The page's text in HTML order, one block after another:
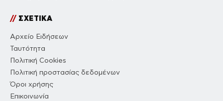
//ΣΧΕΤΙΚΑ
Αρχείο Ειδήσεων
Ταυτότητα
Πολιτική Cookies
Πολιτική προστασίας δεδομένων
Όροι χρήσης
Επικοινωνία